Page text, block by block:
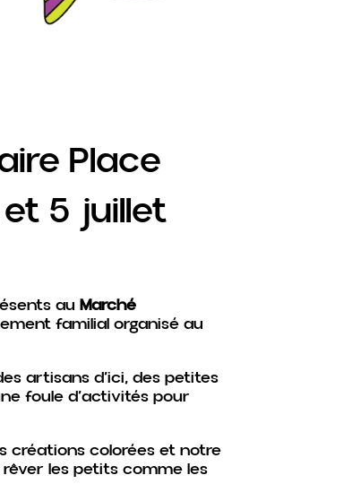
Place
5 juillet
au Marché
familial organisé au
artisans d’ici, des petites
foule d’activités pour
créations colorées et notre
les petits comme les